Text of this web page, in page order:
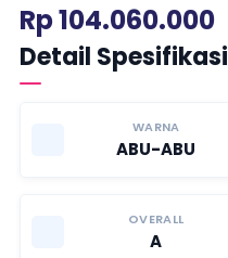
Rp104.060.000
Detail Spesifikasi
WARNA
ABU-ABU
OVERALL
A